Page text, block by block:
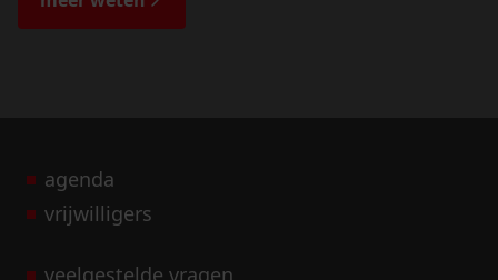
agenda
vrijwilligers